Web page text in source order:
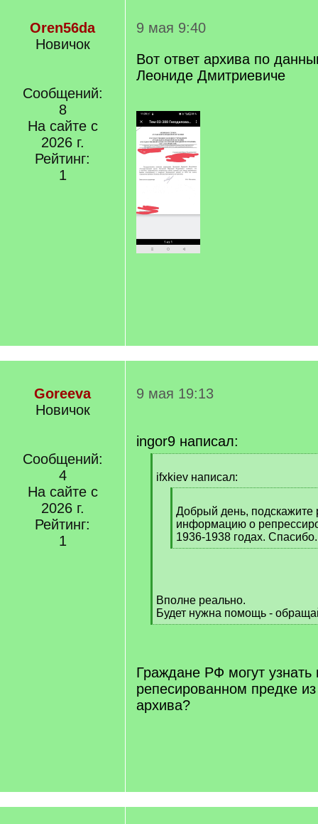
Oren56da
Новичок
Сообщений:
8
На сайте с
2026 г.
Рейтинг:
1
9 мая 9:40
Вот ответ архива по
Леониде Дмитриевиче
Goreeva
Новичок
Сообщений:
4
На сайте с
2026 г.
Рейтинг:
1
9 мая 19:13
ingor9 написал:
q
ifxkiev написал:
q
]
Добрый день, подскажите
информацию о
1936-1938 годах. Спасибо.
[
Вполне реально.
Будет нужна помощь -
[
Граждане РФ могут
репесированном предке из
архива?